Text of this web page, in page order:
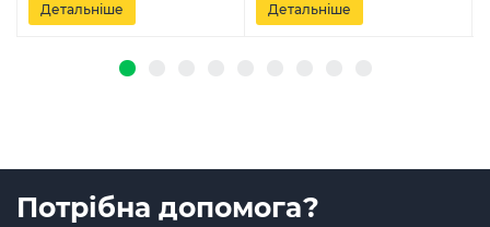
Детальніше Детальніше
Потрібна допомога?